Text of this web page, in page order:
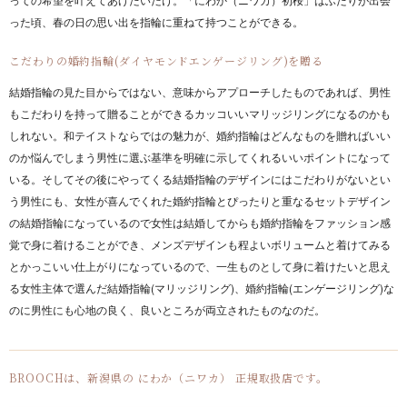
った頃、春の日の思い出を指輪に重ねて持つことができる。
こだわりの婚約指輪(ダイヤモンドエンゲージリング)を贈る
結婚指輪の見た目からではない、意味からアプローチしたものであれば、男性
もこだわりを持って贈ることができるカッコいいマリッジリングになるのかも
しれない。和テイストならではの魅力が、婚約指輪はどんなものを贈ればいい
のか悩んでしまう男性に選ぶ基準を明確に示してくれるいいポイントになって
いる。そしてその後にやってくる結婚指輪のデザインにはこだわりがないとい
う男性にも、女性が喜んでくれた婚約指輪とぴったりと重なるセットデザイン
の結婚指輪になっているので女性は結婚してからも婚約指輪をファッション感
覚で身に着けることができ、メンズデザインも程よいボリュームと着けてみる
とかっこいい仕上がりになっているので、一生ものとして身に着けたいと思え
る女性主体で選んだ結婚指輪(マリッジリング)、婚約指輪(エンゲージリング)な
のに男性にも心地の良く、良いところが両立されたものなのだ。
BROOCHは、新潟県の にわか（ニワカ） 正規取扱店です。